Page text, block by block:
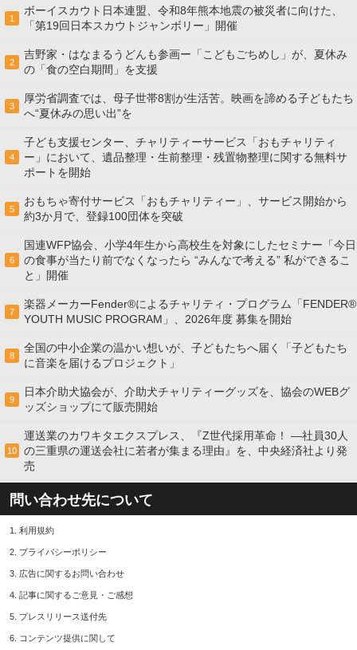
1
ボーイスカウト日本連盟、令和8年熊本地震の被災者に向けた、
「第19回日本スカウトジャンボリー」開催
2
吉野家・はなまるうどんも参画ー「こどもごちめし」が、夏休み
の「食の空白期間」を支援
3
厚労省調査では、母子世帯8割が生活苦。映画を諦める子どもたち
へ“夏休みの思い出”を
4
子ども支援センター、チャリティーサービス「おもチャリティ
ー」において、遺品整理・生前整理・残置物整理に関する無料サ
ポートを開始
5
おもちゃ寄付サービス「おもチャリティー」、サービス開始から
約3か月で、登録100団体を突破
6
国連WFP協会、小学4年生から高校生を対象にしたセミナー「今日
の食事が当たり前でなくなったら “みんなで考える” 私ができるこ
と」開催
7
楽器メーカーFender®によるチャリティ・プログラム「FENDER®︎
YOUTH MUSIC PROGRAM」、2026年度 募集を開始
8
全国の中小企業の温かい想いが、子どもたちへ届く「子どもたち
に音楽を届けるプロジェクト」
9
日本介助犬協会が、介助犬チャリティーグッズを、協会のWEBグ
ッズショップにて販売開始
10
運送業のカワキタエクスプレス、『Z世代採用革命！ ―社員30人
の三重県の運送会社に若者が集まる理由』を、中央経済社より発
売
問い合わせ先について
1. 利用規約
2. プライバシーポリシー
3. 広告に関するお問い合わせ
4. 記事に関するご意見・ご感想
5. プレスリリース送付先
6. コンテンツ提供に関して